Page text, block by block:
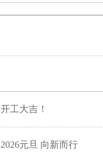
开工大吉！
2026元旦 向新而行